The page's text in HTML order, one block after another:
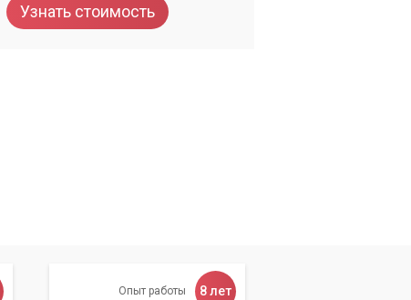
Узнать стоимость
Опыт работы 8 лет